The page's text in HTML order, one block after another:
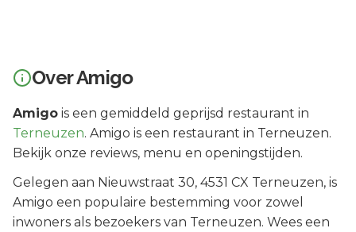
OverAmigo
Amigo is een gemiddeld geprijsd restaurant in
Terneuzen. Amigo is een restaurant in Terneuzen.
Bekijk onze reviews, menu en openingstijden.
Gelegen aan Nieuwstraat 30, 4531 CX Terneuzen, is
Amigo een populaire bestemming voor zowel
inwoners als bezoekers van Terneuzen. Wees een